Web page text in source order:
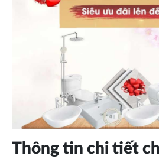
Thông tin chi tiết